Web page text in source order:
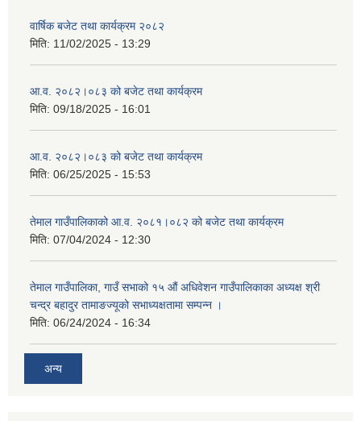
वार्षिक बजेट तथा कार्यक्रम २०८२
मिति: 11/02/2025 - 13:29
आ.व. २०८२।०८३ को बजेट तथा कार्यक्रम
मिति: 09/18/2025 - 16:01
आ.व. २०८२।०८३ को बजेट तथा कार्यक्रम
मिति: 06/25/2025 - 15:53
तेमाल गाउँपालिकाको आ.व. २०८१।०८२ को बजेट तथा कार्यक्रम
मिति: 07/04/2024 - 12:30
तेमाल गाउँपालिका, गाउँ सभाको १५ औं अधिवेशन गाउँपालिकाका अध्यक्ष श्री
चन्द्र बहादुर तामाङज्यूको सभाध्यक्षतामा सम्पन्न ।
मिति: 06/24/2024 - 16:34
अन्य